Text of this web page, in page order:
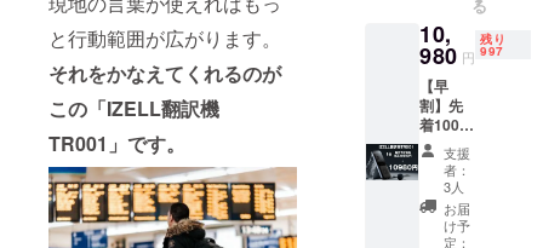
と行動範囲が広がります。
それをかなえてくれるのが
この「IZELL翻訳機
TR001」です。
せ先：キャ
ンプファイ
ヤーの問合
せ先からお
問い合わせ
下さい。
TR001
本体×1
※カラー
はガン
メタ
リック
・Type-
C充電
ケーブ
ル×1 ・
スト
る
10,
980 円
残り
997
【早
割】先
着1000
名様限
定！
【IZELL
翻訳機
TR001
】1台
支援
者：
3人
お届
け予
定：